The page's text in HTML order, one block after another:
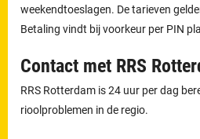
weekendtoeslagen. De tarieven
Betaling vindt bij voorkeur per PIN
Contact met RRS
RRS Rotterdam is 24 uur per dag
rioolproblemen in de regio.